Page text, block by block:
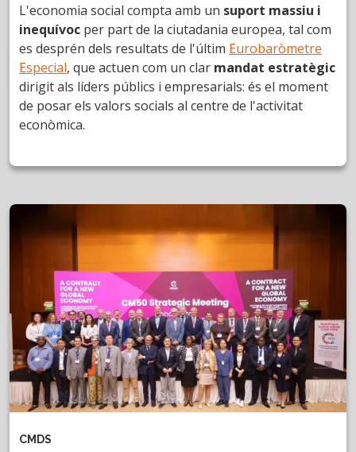
L'economia social compta amb un suport massiu i
inequívoc per part de la ciutadania europea, tal com
es desprén dels resultats de l'últim Eurobaròmetre
Especial, que actuen com un clar mandat estratègic
dirigit als líders públics i empresarials: és el moment
de posar els valors socials al centre de l'activitat
econòmica.
CMDS